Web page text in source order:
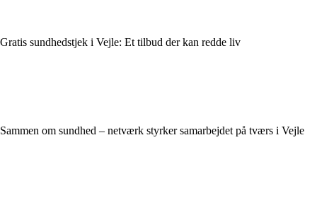
Gratis sundhedstjek i Vejle: Et tilbud der kan redde liv
Sammen om sundhed – netværk styrker samarbejdet på tværs i Vejle